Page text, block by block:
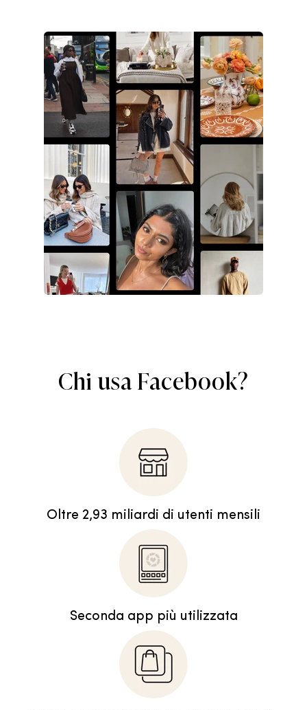
Chi usa Facebook?
Oltre 2,93 miliardi di utenti mensili
Seconda app più utilizzata